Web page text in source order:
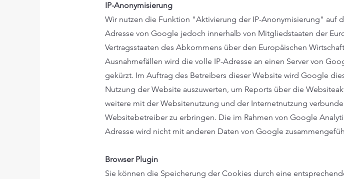
IP-Anonymisierung
Wir nutzen die Funktion "Aktivierung der IP-Anonymisierung" auf
Adresse von Google jedoch innerhalb von Mitgliedstaaten der
Vertragsstaaten des Abkommens über den Europäischen
Ausnahmefällen wird die volle IP-Adresse an einen Server von
gekürzt. Im Auftrag des Betreibers dieser Website wird Google
Nutzung der Website auszuwerten, um Reports über die
weitere mit der Websitenutzung und der Internetnutzung
Websitebetreiber zu erbringen. Die im Rahmen von Google
Adresse wird nicht mit anderen Daten von Google
Browser Plugin
Sie können die Speicherung der Cookies durch eine